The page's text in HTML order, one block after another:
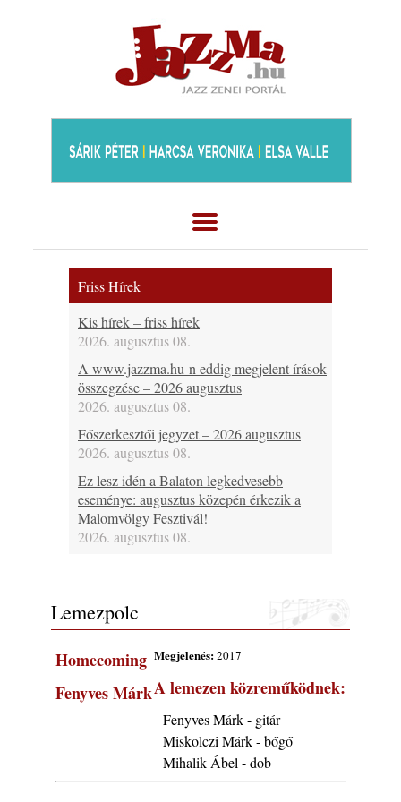
Friss Hírek
Kis hírek – friss hírek
2026. augusztus 08.
A www.jazzma.hu-n eddig megjelent írások
összegzése – 2026 augusztus
2026. augusztus 08.
Főszerkesztői jegyzet – 2026 augusztus
2026. augusztus 08.
Ez lesz idén a Balaton legkedvesebb
eseménye: augusztus közepén érkezik a
Malomvölgy Fesztivál!
2026. augusztus 08.
Dixieland Napok (Hajdúszoboszló – 2026.
augusztus 21-22-23.)
Jazz-rock albumok 1986-ból - Shakatak
„Into the Blue”
2026. augusztus 08.
Fusio Group feat. Kertész Erika "New
Visions" lemezbemutató koncert
2026. augusztus 07.
Lemezpolc
Megjelenés:2017
A lemezen közreműködnek:
Fenyves Márk - gitár
Miskolczi Márk - bőgő
Mihalik Ábel - dob
Homecoming
Fenyves Márk